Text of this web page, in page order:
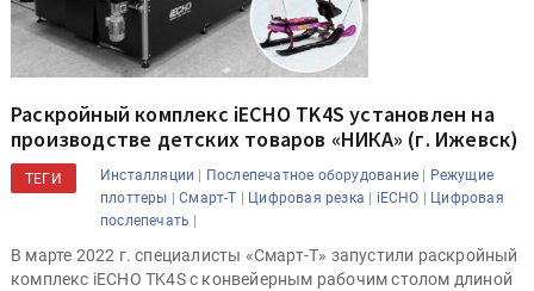
Раскройный комплекс iECHO TK4S установлен на
производстве детских товаров «НИКА» (г. Ижевск)
ТЕГИ Инсталляции | Послепечатное оборудование | Режущие
плоттеры |Смарт-Т | Цифровая резка | iECHO | Цифровая
послепечать |
В марте 2022 г. специалисты «Смарт-Т» запустили раскройный
комплекс iECHO TK4S с конвейерным рабочим столом длиной